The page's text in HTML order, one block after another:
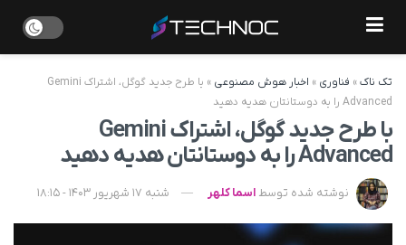
تک ناک» فناوری » اخبار هوش مصنوعی »
با طرح جدید گوگل، اشتراک Gemini
Advanced را به دوستانتان هدیه دهید
با طرح جدید گوگل، اشتراک Gemini
Advanced را به دوستانتان هدیه دهید
نوشته شده توسط اسما کلهر شنبه 17 شهریور 1403 - 18:15